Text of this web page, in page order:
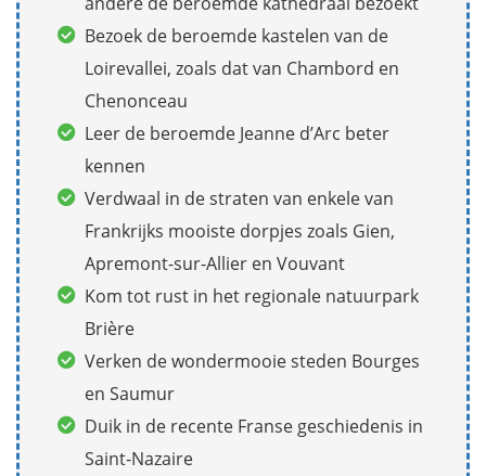
Bezoek de beroemde kastelen van de
Loirevallei, zoals dat van Chambord en
Chenonceau
Leer de beroemde Jeanne d’Arc beter
kennen
Verdwaal in de straten van enkele van
Frankrijks mooiste dorpjes zoals Gien,
Apremont-sur-Allier en Vouvant
Kom tot rust in het regionale natuurpark
Brière
Verken de wondermooie steden Bourges
en Saumur
Duik in de recente Franse geschiedenis in
Saint-Nazaire